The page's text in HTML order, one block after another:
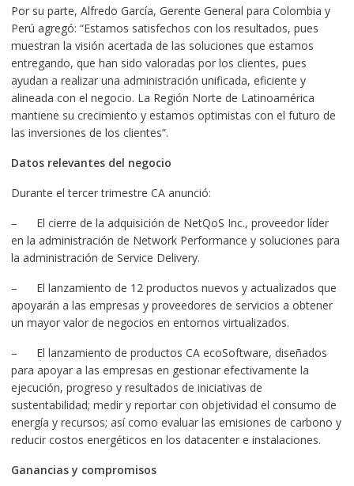
Por su parte, Alfredo García, Gerente General para Colombia y
Perú agregó: “Estamos satisfechos con los resultados, pues
muestran la visión acertada de las soluciones que estamos
entregando, que han sido valoradas por los clientes, pues
ayudan a realizar una administración unificada, eficiente y
alineada con el negocio. La Región Norte de Latinoamérica
mantiene su crecimiento y estamos optimistas con el futuro de
las inversiones de los clientes”.
Datos relevantes del negocio
Durante el tercer trimestre CA anunció:
– El cierre de la adquisición de NetQoS Inc., proveedor líder
en la administración de Network Performance y soluciones para
la administración de Service Delivery.
– El lanzamiento de 12 productos nuevos y actualizados que
apoyarán a las empresas y proveedores de servicios a obtener
un mayor valor de negocios en entornos virtualizados.
– El lanzamiento de productos CA ecoSoftware, diseñados
para apoyar a las empresas en gestionar efectivamente la
ejecución, progreso y resultados de iniciativas de
sustentabilidad; medir y reportar con objetividad el consumo de
energía y recursos; así como evaluar las emisiones de carbono y
reducir costos energéticos en los datacenter e instalaciones.
Ganancias y compromisos